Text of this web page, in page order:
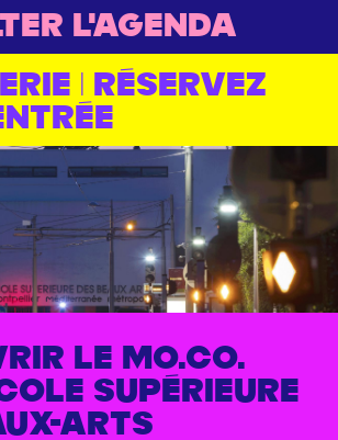
l'agenda
| Réservez
le MO.CO.
supérieure
arts